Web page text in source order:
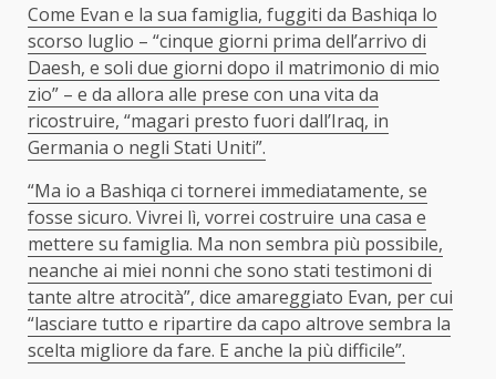
Come Evan e la sua famiglia, fuggiti da Bashiqa lo
scorso luglio – “cinque giorni prima dell’arrivo di
Daesh, e soli due giorni dopo il matrimonio di mio
zio” – e da allora alle prese con una vita da
ricostruire, “magari presto fuori dall’Iraq, in
Germania o negli Stati Uniti”.
“Ma io a Bashiqa ci tornerei immediatamente, se
fosse sicuro. Vivrei lì, vorrei costruire una casa e
mettere su famiglia. Ma non sembra più possibile,
neanche ai miei nonni che sono stati testimoni di
tante altre atrocità”, dice amareggiato Evan, per cui
“lasciare tutto e ripartire da capo altrove sembra la
scelta migliore da fare. E anche la più difficile”.